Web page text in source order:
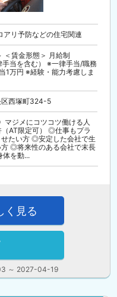
アリ予防などの住宅関連
＜賃金形態＞ 月給制
当を含む） ※一律手当/職務
1万円 ※経験・能力考慮しま
区西塚町324-5
マジメにコツコツ働ける人
AT限定可） ◎仕事もプラ
たい方 ◎安定した会社で生
◎将来性のある会社で末長
体を動...
～ 2027-04-19
く見る